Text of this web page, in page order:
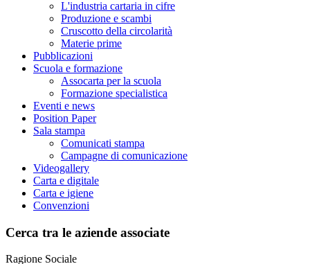
L'industria cartaria in cifre
Produzione e scambi
Cruscotto della circolarità
Materie prime
Pubblicazioni
Scuola e formazione
Assocarta per la scuola
Formazione specialistica
Eventi e news
Position Paper
Sala stampa
Comunicati stampa
Campagne di comunicazione
Videogallery
Carta e digitale
Carta e igiene
Convenzioni
Cerca tra le aziende associate
Ragione Sociale